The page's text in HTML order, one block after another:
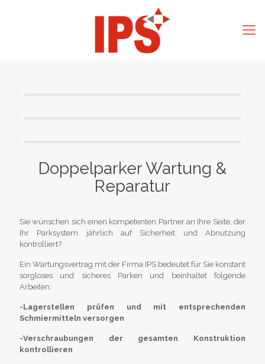
Doppelparker Wartung &
Reparatur
Sie wünschen sich einen kompetenten Partner an Ihre Seite, der
Ihr Parksystem jährlich auf Sicherheit und Abnutzung
kontrolliert?
Ein Wartungsvertrag mit der Firma IPS bedeutet für Sie konstant
sorgloses und sicheres Parken und beinhaltet folgende
Arbeiten:
-Lagerstellen prüfen und mit entsprechenden
Schmiermitteln versorgen
-Verschraubungen der gesamten Konstruktion
kontrollieren